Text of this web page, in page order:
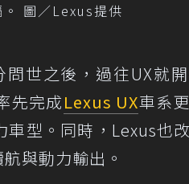
圖／Lexus提供
世之後，過往UX就
先完成Lexus UX車系
型。同時，Lexus也
與動力輸出。